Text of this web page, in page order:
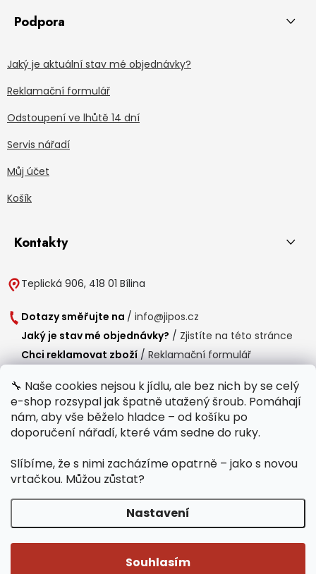
🔧 Naše cookies nejsou k jídlu, ale bez nich by se celý
e-shop rozsypal jak špatně utažený šroub. Pomáhají
nám, aby vše běželo hladce – od košíku po
doporučení nářadí, které vám sedne do ruky.
Slíbíme, že s nimi zacházíme opatrně – jako s novou
vrtačkou. Můžou zůstat?
Nastavení
Souhlasím
Podpora
Jaký je aktuální stav mé objednávky?
Reklamační formulář
Odstoupení ve lhůtě 14 dní
Servis nářadí
Můj účet
Košík
Kontakty
Teplická 906, 418 01 Bílina
Dotazy směřujte na / info@jipos.cz
Jaký je stav mé objednávky? / Zjistíte na této stránce
Chci reklamovat zboží / Reklamační formulář
Provozní doba
Po-Čt /
8:00 - 15:00
Polední přestávka /11:00 - 11:30
Běží na Shoptet Premium/Webdesign mi-ma.cz
Copyright 2026Jipos.cz. Všechna práva vyhrazena.Upravit nastavení
cookies